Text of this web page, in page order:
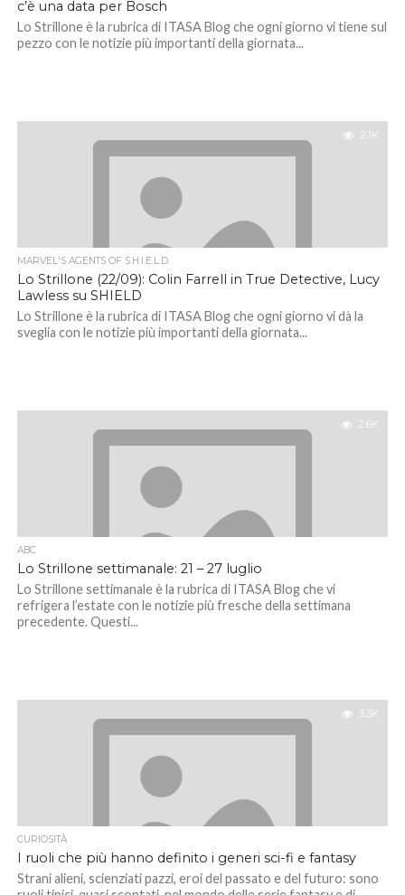
c’è una data per Bosch
Lo Strillone è la rubrica di ITASA Blog che ogni giorno vi tiene sul
pezzo con le notizie più importanti della giornata...
2.1K
MARVEL'S AGENTS OF S.H.I.E.L.D.
Lo Strillone (22/09): Colin Farrell in True Detective, Lucy
Lawless su SHIELD
Lo Strillone è la rubrica di ITASA Blog che ogni giorno vi dà la
sveglia con le notizie più importanti della giornata...
2.6K
ABC
Lo Strillone settimanale: 21 – 27 luglio
Lo Strillone settimanale è la rubrica di ITASA Blog che vi
refrigera l’estate con le notizie più fresche della settimana
precedente. Questi...
3.3K
CURIOSITÀ
I ruoli che più hanno definito i generi sci-fi e fantasy
Strani alieni, scienziati pazzi, eroi del passato e del futuro: sono